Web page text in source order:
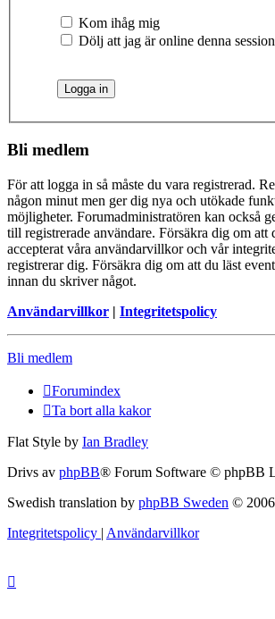
Kom ihåg mig
Dölj att jag är online denna
Bli medlem
För att logga in så måste du vara registrerad.
någon minut men ger dig nya och utökade
möjligheter. Forumadministratören kan också
till registrerade användare. Försäkra dig om att
accepterat våra användarvillkor och vår
registrerar dig. Försäkra dig om att du läst
innan du skriver något.
Användarvillkor | Integritetspolicy
Bli medlem
Forumindex
Ta bort alla kakor
Flat Style by Ian Bradley
Drivs av phpBB® Forum Software © phpBB
Swedish translation by phpBB Sweden ©
Integritetspolicy | Användarvillkor